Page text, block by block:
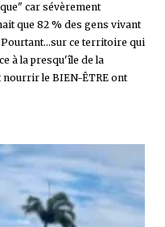
car sévèrement
que 82 % des gens vivant
ce territoire qui
à la presqu'île de la
nourrir le BIEN-ÊTRE ont